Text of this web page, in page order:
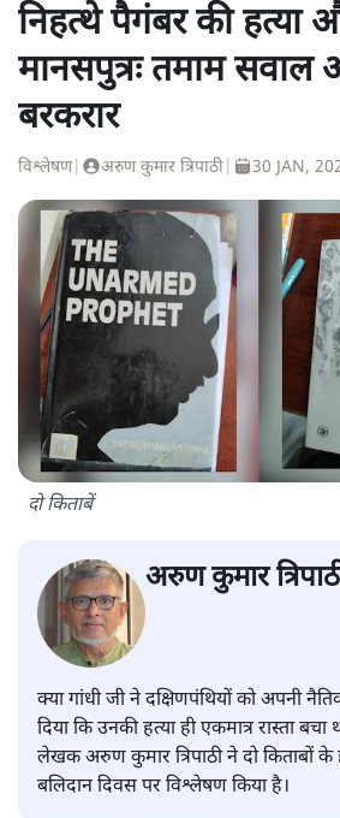
निहत्थे पैगंबर की हत्या
मानसपुत्रः तमाम
बरकरार
विश्लेषण| अरुण कुमार त्रिपाठी 30 JAN,
दो किताबें
अरुण कुमार
क्या गांधी जी ने दक्षिणपंथियों को अपनी
दिया कि उनकी हत्या ही एकमात्र रास्ता बचा
लेखक अरुण कुमार त्रिपाठी ने दो किताबों के
बलिदान दिवस पर विश्लेषण किया है।